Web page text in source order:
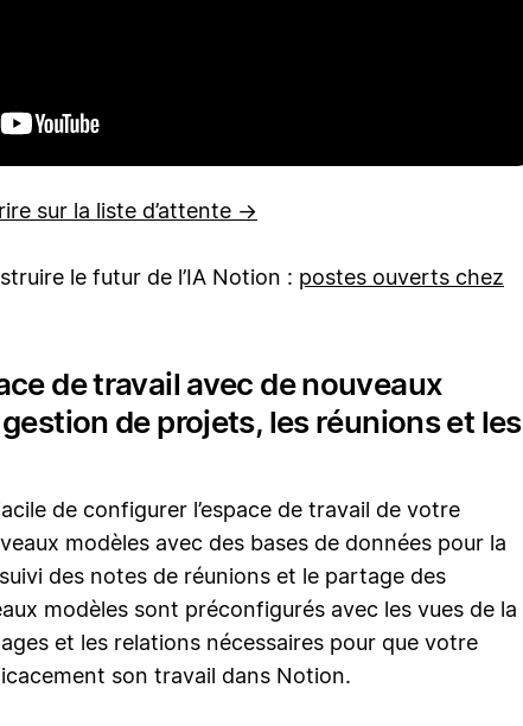
sur la liste d’attente →
le futur de l’IA Notion : postes ouverts chez
de travail avec de nouveaux
de projets, les réunions et les
de configurer l’espace de travail de votre
modèles avec des bases de données pour la
des notes de réunions et le partage des
modèles sont préconfigurés avec les vues de la
et les relations nécessaires pour que votre
son travail dans Notion.